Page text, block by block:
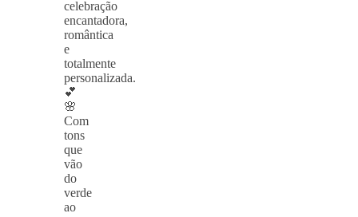
celebração
encantadora,
romântica
e
totalmente
personalizada.
💕
🌸
Com
tons
que
vão
do
verde
ao